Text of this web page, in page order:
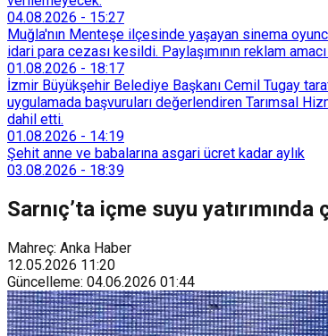
04.08.2026 - 15:27
Muğla'nın Menteşe ilçesinde yaşayan sinema
idari para cezası kesildi. Paylaşımının reklam
01.08.2026 - 18:17
İzmir Büyükşehir Belediye Başkanı Cemil Tugay
uygulamada başvuruları değerlendiren Tarımsal
dahil etti.
01.08.2026 - 14:19
Şehit anne ve babalarına asgari ücret kadar aylık
03.08.2026 - 18:39
Sarnıç’ta içme suyu yatırımında
Mahreç: Anka Haber
12.05.2026 11:20
Güncelleme: 04.06.2026 01:44